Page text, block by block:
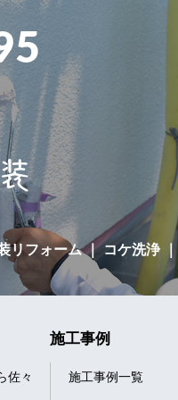
リフォーム｜ コケ洗浄
佐々
施工事例
施工事例一覧